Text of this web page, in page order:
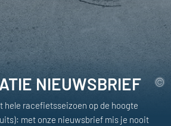
NIEUWSBRIEF
hele racefietsseizoen op de hoogte
met onze nieuwsbrief mis je nooit